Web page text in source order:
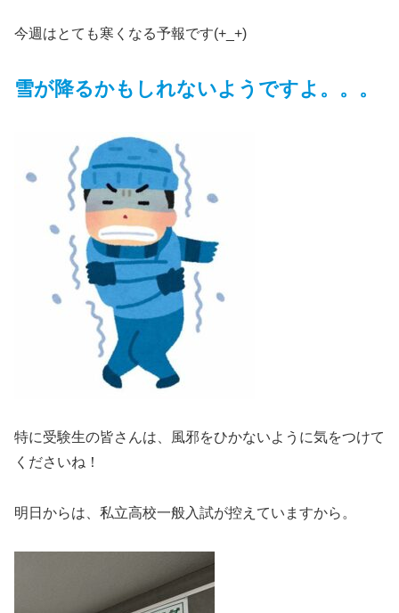
今週はとても寒くなる予報です(+_+)
雪が降るかもしれないようですよ。。。
特に受験生の皆さんは、風邪をひかないように気をつけて
くださいね！
明日からは、私立高校一般入試が控えていますから。